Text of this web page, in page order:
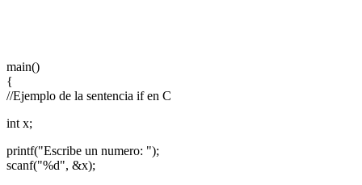
main()
{
//Ejemplo de la sentencia if en C
int x;
printf("Escribe un numero: ");
scanf("%d", &x);